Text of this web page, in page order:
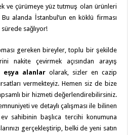
ve çürümeye yüz tutmuş olan ürünleri
alanda İstanbul’un en köklü firması
sağlıyor!
gereken bireyler, toplu bir şekilde
nakite çevirmek açısından arayış
eşya alanlar olarak, sizler en cazip
vermekteyiz. Hemen siz de bize
bir hizmeti değerlendirebilirsiniz.
ve detaylı çalışması ile bilinen
sahibinin başlıca tercihi konumuna
gerçekleştirip, belki de yeni satın